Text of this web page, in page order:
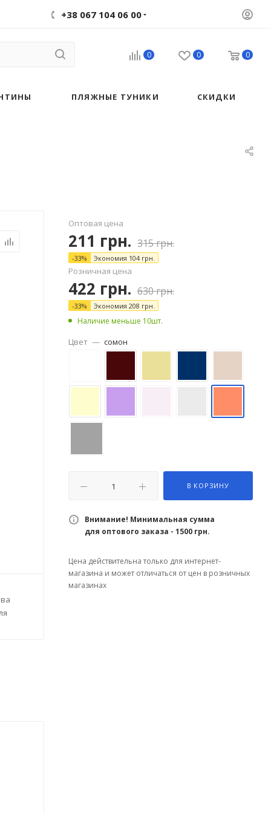
+38 067 104 06 00
0 0 0
ПЛЯЖНЫЕ ТУНИКИ СКИДКИ
Оптовая цена
211 грн. 315грн.
-33% Экономия 104грн.
Розничная цена
422 грн. 630грн.
-33% Экономия 208 грн.
Наличие меньше 10шт.
Цвет — сомон
В КОРЗИНУ
Внимание! Минимальная сумма
для оптового заказа - 1500 грн.
Цена действительна только для интернет-
магазина и может отличаться от цен в розничных
магазинах